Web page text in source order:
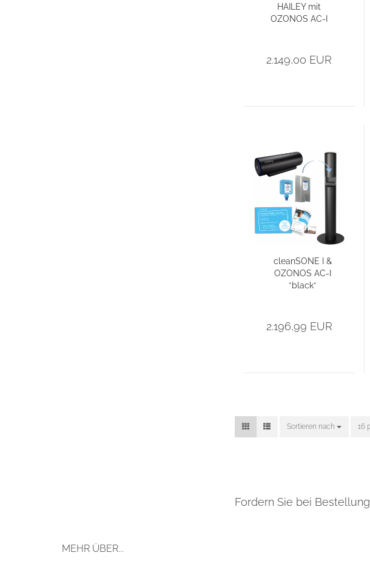
HAILEY mit
OZONOS AC-I
2.149,00 EUR
cleanSONE I &
OZONOS AC-I
*black*
2.196,99 EUR
Sortieren nach
Sortieren nach 16
pro
Fordern Sie bei
MEHR ÜBER...